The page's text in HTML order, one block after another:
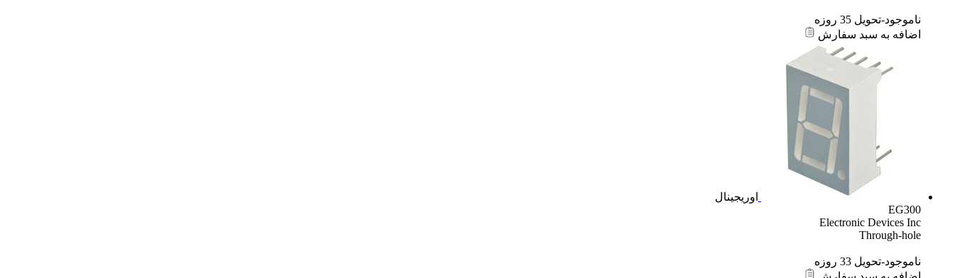
ناموجود-تحویل 35 روزه
اضافه به سبد سفارش
اوریجینال
EG300
Electronic Devices Inc
Through-hole
ناموجود-تحویل 33 روزه